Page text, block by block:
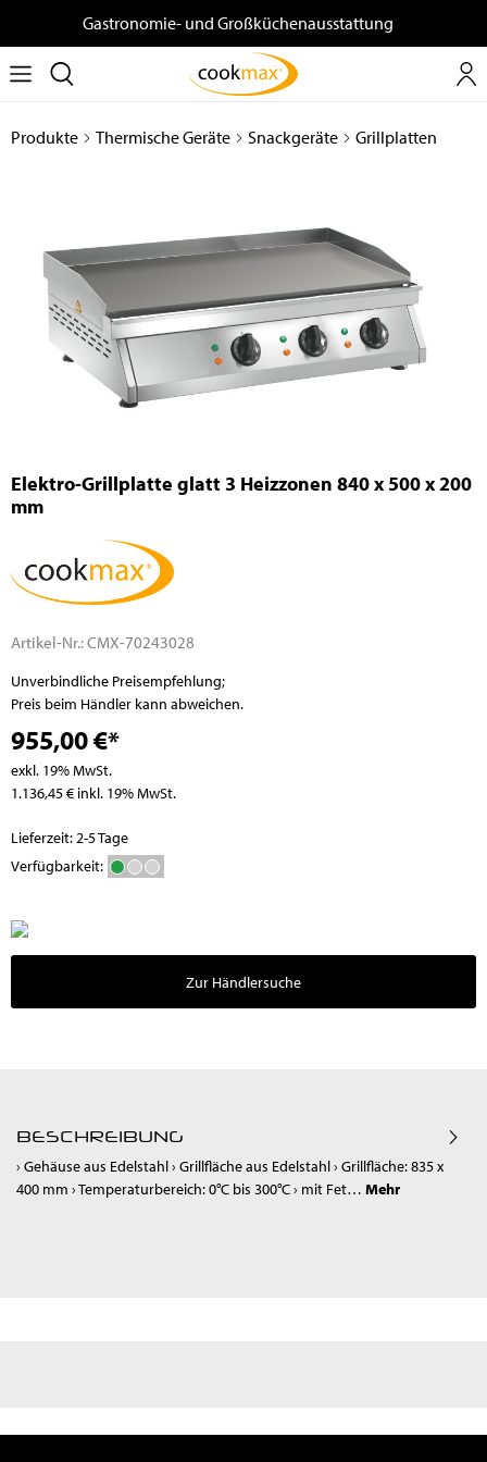
Gastronomie- und Großküchenausstattung
Produkte Thermische Geräte Snackgeräte Grillplatten
Elektro-Grillplatte glatt 3 Heizzonen 840 x 500 x 200
mm
Artikel-Nr.:CMX-70243028
Unverbindliche Preisempfehlung;
Preis beim Händler kann abweichen.
955,00 €*
exkl. 19% MwSt.
1.136,45 € inkl. 19% MwSt.
Lieferzeit: 2-5 Tage
Verfügbarkeit:
Zur Händlersuche
BESCHREIBUNG
› Gehäuse aus Edelstahl › Grillfläche aus Edelstahl › Grillfläche: 835 x
400 mm › Temperaturbereich: 0°C bis 300°C › mit Fet… Mehr